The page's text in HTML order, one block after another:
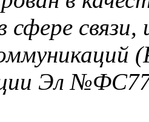
сфере
Эл